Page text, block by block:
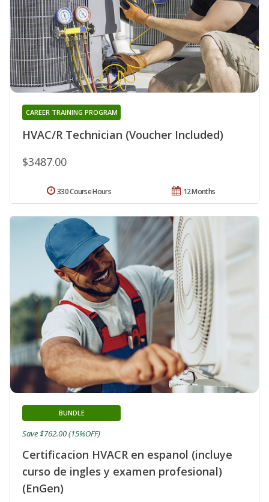
HVAC/R Technician (Voucher Included)
CAREER TRAINING PROGRAM
$3487.00
12 Months
330 Course Hours
Certificacion HVACR en espanol (incluye
curso de ingles y examen profesional)
(EnGen)
BUNDLE
Save $762.00 (15%OFF)